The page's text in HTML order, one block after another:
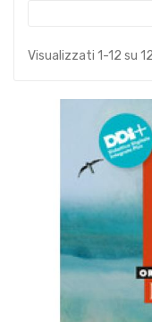
Visualizzati 1-12 su